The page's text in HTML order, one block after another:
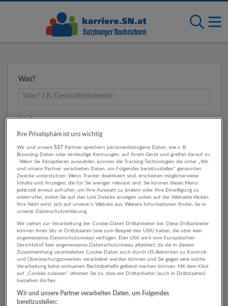
Was?
Wo?
Umkreis
1 Rechtswesen
Gesundheitswesen
Unternehmen
Ihre Privatsphäre ist uns wichtig
Wir und unsere527 Partner speichern personenbezogene Daten, wie z. B.
Browsing-Daten oder eindeutige Kennungen, auf Ihrem Gerät und greifen darauf zu
. Wenn Sie Akzeptieren auswählen, können die Tracking-Technologien die unter „Wir
und unsere Partner verarbeiten Daten, um Folgendes bereitzustellen“ genannten
Zwecke unterstützen. Wenn Tracker deaktiviert sind, erscheinen möglicherweise
Inhalte und Anzeigen, die für Sie weniger relevant sind. Sie können dieses Menü
jederzeit erneut aufrufen, um Ihre Auswahl zu ändern oder Ihre Einwilligung zu
widerrufen, indem Sie auf den Link Zwecke anzeigen unten auf der Webseite klicken.
Ihre Wahl wirkt sich auf unsere/n Website aus. Weitere Informationen finden Sie in
unserer Datenschutzerklärung.
Wir ziehen zur Verarbeitung der Cookie-Daten Drittanbieter bei. Diese Drittanbieter
können ihren Sitz in Drittstaaten (wie zum Beispiel den USA) haben, die über kein
angemessenes Datenschutzniveau verfügen. Den USA wird vom Europäischen
Gerichtshof kein angemessenes Datenschutzniveau attestiert, da die in diesem
Zusammenhang verarbeiteten Cookie-Daten auch durch US-Behörden zu Kontroll-
und Überwachungszwecken verarbeitet werden können und Sie gegen eine solche
Verarbeitung keine wirksamen Rechtsbehelfe geltend machen können. Mit dem Klick
auf „Cookies zulassen“ stimmen Sie zu, dass wir Drittanbieter (auch in Drittstaaten)
beiziehen dürfen.
Wir und unsere Partner verarbeiten Daten, um Folgendes
bereitzustellen: